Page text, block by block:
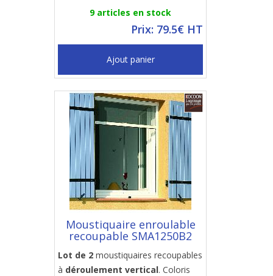
9 articles en stock
Prix: 79.5€ HT
Ajout panier
Moustiquaire enroulable
recoupable SMA1250B2
Lot de 2 moustiquaires recoupables
à déroulement vertical. Coloris